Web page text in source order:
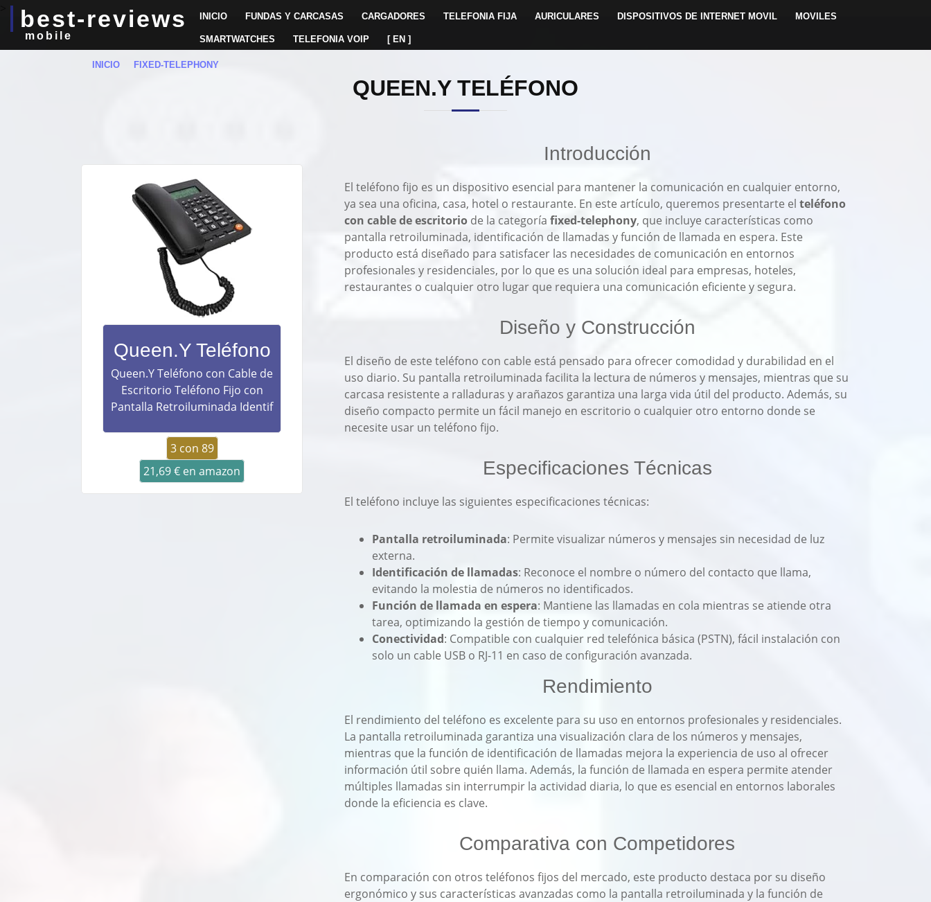
best-reviews
mobile
INICIO FUNDAS Y CARCASAS CARGADORES TELEFONIA FIJA AURICULARES DISPOSITIVOS DE INTERNET MOVIL MOVILES
SMARTWATCHES TELEFONIA VOIP [ EN ]
INICIO FIXED-TELEPHONY
QUEEN.Y TELÉFONO
Queen.Y Teléfono
Queen.Y Teléfono con Cable de
Escritorio Teléfono Fijo con
Pantalla Retroiluminada Identif
3 con 89
21,69 € en amazon
Introducción
El teléfono fijo es un dispositivo esencial para mantener la comunicación en cualquier entorno,
ya sea una oficina, casa, hotel o restaurante. En este artículo, queremos presentarte el teléfono
con cable de escritorio de la categoría fixed-telephony, que incluye características como
pantalla retroiluminada, identificación de llamadas y función de llamada en espera. Este
producto está diseñado para satisfacer las necesidades de comunicación en entornos
profesionales y residenciales, por lo que es una solución ideal para empresas, hoteles,
restaurantes o cualquier otro lugar que requiera una comunicación eficiente y segura.
Diseño y Construcción
El diseño de este teléfono con cable está pensado para ofrecer comodidad y durabilidad en el
uso diario. Su pantalla retroiluminada facilita la lectura de números y mensajes, mientras que su
carcasa resistente a ralladuras y arañazos garantiza una larga vida útil del producto. Además, su
diseño compacto permite un fácil manejo en escritorio o cualquier otro entorno donde se
necesite usar un teléfono fijo.
Especificaciones Técnicas
El teléfono incluye las siguientes especificaciones técnicas:
Pantalla retroiluminada: Permite visualizar números y mensajes sin necesidad de luz
externa.
Identificación de llamadas: Reconoce el nombre o número del contacto que llama,
evitando la molestia de números no identificados.
Función de llamada en espera: Mantiene las llamadas en cola mientras se atiende otra
tarea, optimizando la gestión de tiempo y comunicación.
Conectividad: Compatible con cualquier red telefónica básica (PSTN), fácil instalación con
solo un cable USB o RJ-11 en caso de configuración avanzada.
Rendimiento
El rendimiento del teléfono es excelente para su uso en entornos profesionales y residenciales.
La pantalla retroiluminada garantiza una visualización clara de los números y mensajes,
mientras que la función de identificación de llamadas mejora la experiencia de uso al ofrecer
información útil sobre quién llama. Además, la función de llamada en espera permite atender
múltiples llamadas sin interrumpir la actividad diaria, lo que es esencial en entornos laborales
donde la eficiencia es clave.
Comparativa con Competidores
En comparación con otros teléfonos fijos del mercado, este producto destaca por su diseño
ergonómico y sus características avanzadas como la pantalla retroiluminada y la función de